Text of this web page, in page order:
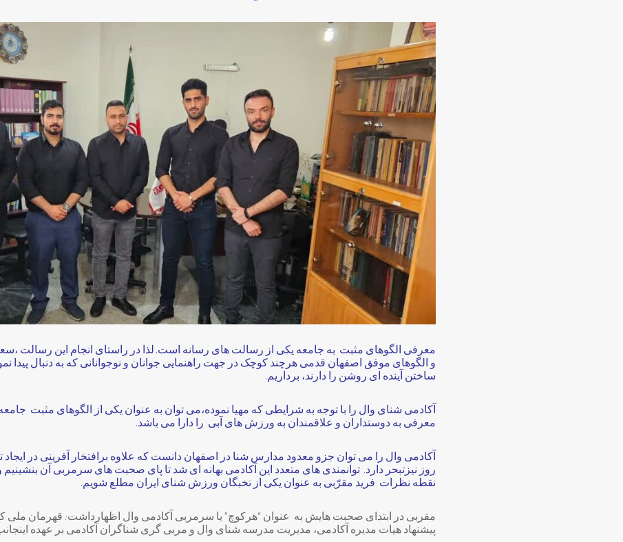
معرفی الگوهای مثبت به جامعه یکی از رسالت های رسانه است. لذا در راستای انجام این رسالت
و الگوهای موفق اصفهان قدمی هرچند کوچک در جهت راهنمایی جوانان و نوجوانانی که به دنبال پیدا
ساختن آینده ای روشن را دارند، برداریم.
آکادمی شنای وال را با توجه به شرایطی که مهیا نموده،می توان به عنوان یکی از الگوهای مثبت
معرفی به دوستداران و علاقمندان به ورزش های آبی را دارا می باشد.
آکادمی وال را می توان جزو معدود مدارس شنا در اصفهان دانست که علاوه برافتخار آفرینی در ایجاد
روز نیزتبحر دارد. توانمندی های متعدد این آکادمی بهانه ای شد تا پای صحبت های سرمربی آن بنشینیم
نقطه نظرات فرید مقرّبی به عنوان یکی از نخبگان ورزش شنای ایران مطلع شویم.
مقربی در ابتدای صحبت هایش به عنوان “هرکوچ” یا سرمربی آکادمی وال اظهارداشت: قهرمان ملی
پیشنهاد هیات مدیره آکادمی، مدیریت مدرسه شنای وال و مربی گری شناگران آکادمی بر عهده